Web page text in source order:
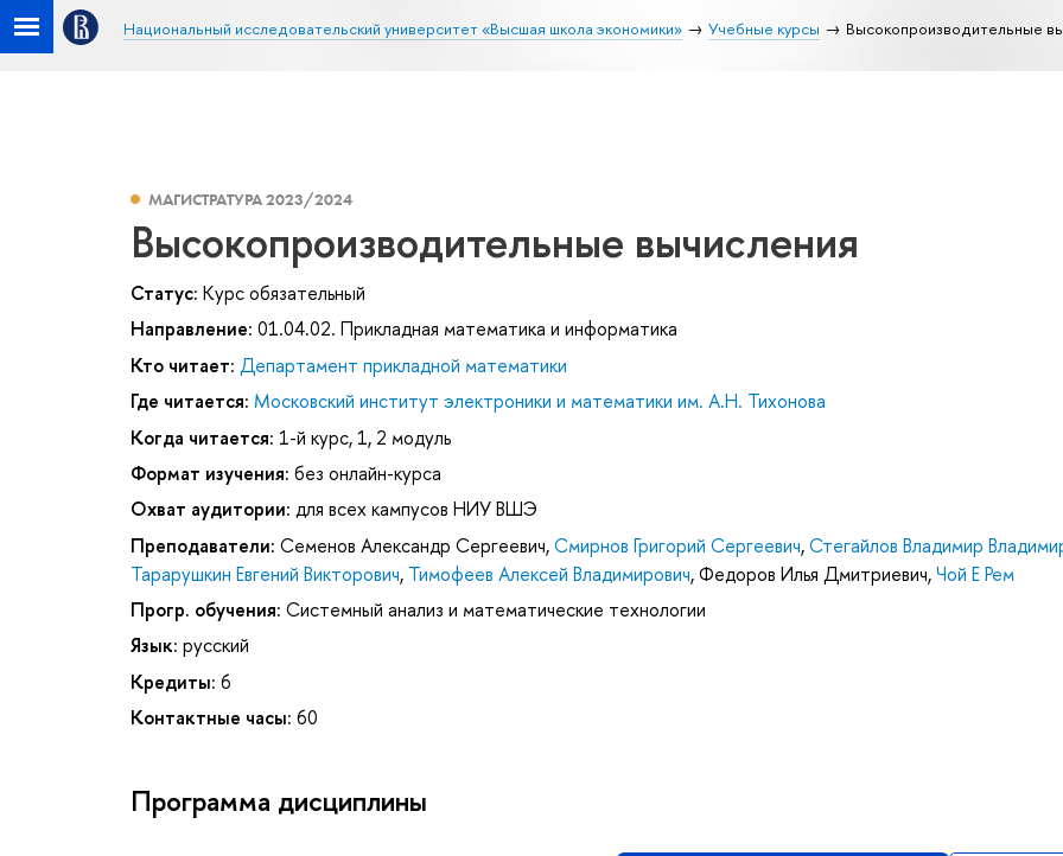
Национальный исследовательский университет «Высшая школа экономики» Учебные курсы Высокопроизводительные
МАГИСТРАТУРА 2023/2024
Высокопроизводительные вычисления
Статус: Курс обязательный
Направление: 01.04.02. Прикладная математика и информатика
Кто читает: Департамент прикладной математики
Где читается: Московский институт электроники и математики им. А.Н. Тихонова
Когда читается: 1-й курс, 1, 2 модуль
Формат изучения: без онлайн-курса
Охват аудитории: для всех кампусов НИУ ВШЭ
Преподаватели: Семенов Александр Сергеевич,Смирнов Григорий Сергеевич,Стегайлов Владимир
Тарарушкин Евгений Викторович, Тимофеев Алексей Владимирович,Федоров Илья Дмитриевич,Чой Е Рем
Прогр. обучения: Системный анализ и математические технологии
Язык: русский
Кредиты: 6
Контактные часы: 60
Программа дисциплины